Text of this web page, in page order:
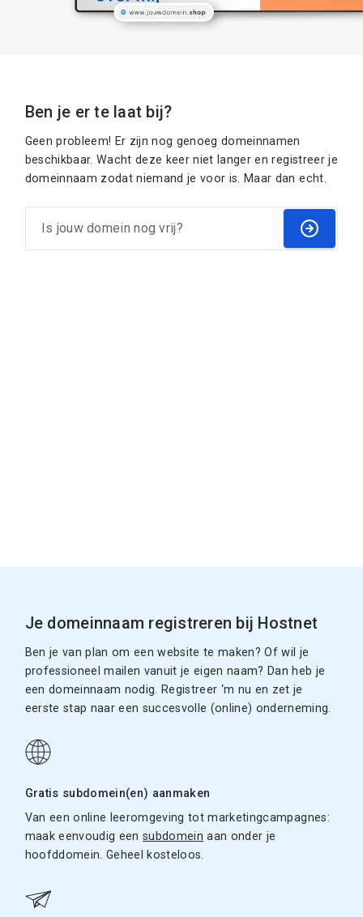
Ben je er te laat bij?
Geen probleem! Er zijn nog genoeg domeinnamen
beschikbaar. Wacht deze keer niet langer en registreer je
domeinnaam zodat niemand je voor is. Maar dan echt.
Je domeinnaam registreren bij Hostnet
Ben je van plan om een website te maken? Of wil je
professioneel mailen vanuit je eigen naam? Dan heb je
een domeinnaam nodig. Registreer ‘m nu en zet je
eerste stap naar een succesvolle (online) onderneming.
Gratis subdomein(en) aanmaken
Van een online leeromgeving tot marketingcampagnes:
maak eenvoudig eensubdomein aan onder je
hoofddomein. Geheel kosteloos.